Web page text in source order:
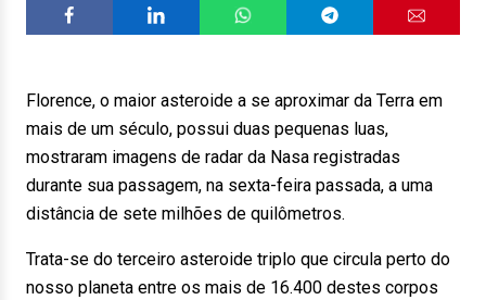
Florence, o maior asteroide a se aproximar da Terra em
mais de um século, possui duas pequenas luas,
mostraram imagens de radar da Nasa registradas
durante sua passagem, na sexta-feira passada, a uma
distância de sete milhões de quilômetros.
Trata-se do terceiro asteroide triplo que circula perto do
nosso planeta entre os mais de 16.400 destes corpos